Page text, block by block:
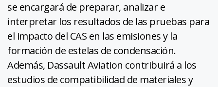
se encargará de preparar, analizar e
interpretar los resultados de las pruebas para
el impacto del CAS en las emisiones y la
formación de estelas de condensación.
Además, Dassault Aviation contribuirá a los
estudios de compatibilidad de materiales y